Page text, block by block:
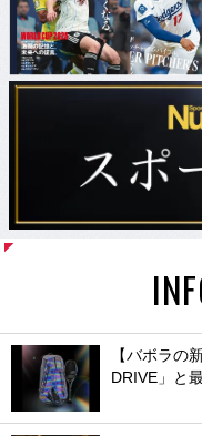
【バボラの
DRIVE」と